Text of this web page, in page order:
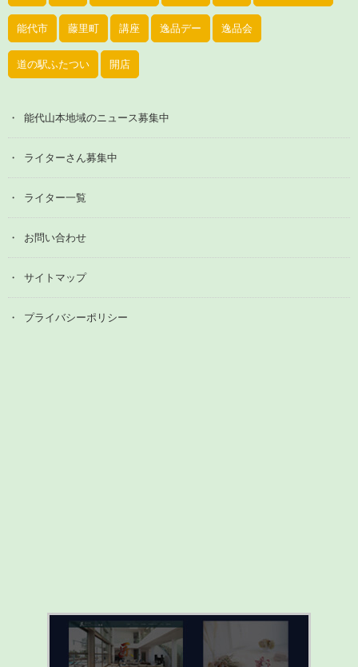
能代市 藤里町 講座 逸品デー 逸品会
道の駅ふたつい 開店
能代山本地域のニュース募集中
ライターさん募集中
ライター一覧
お問い合わせ
サイトマップ
プライバシーポリシー